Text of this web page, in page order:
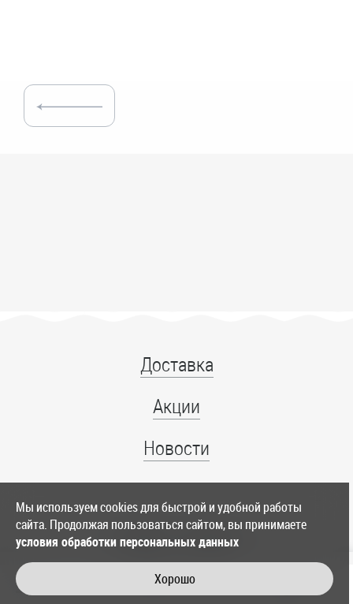
Доставка
Акции
Новости
+7 (4012) 39-86-11
служба доставки
Мы используем cookies для быстрой и удобной работы
сайта. Продолжая пользоваться сайтом, вы принимаете
условия обработки персональных данных
Хорошо